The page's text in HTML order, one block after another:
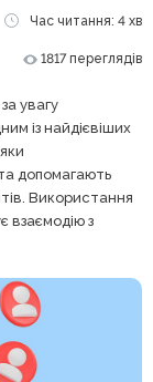
Час читання: 4 хв
1817 переглядів
увагу
із найдієвіших
допомагають
Використання
взаємодію з